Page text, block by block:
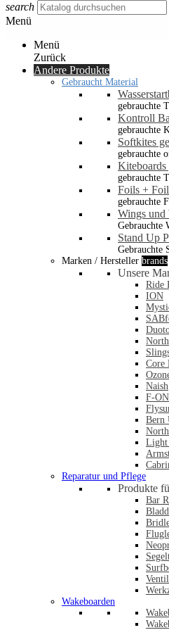
search
Menü
Menü
Zurück
Andere Produkte
Gebraucht Material
gebrauchte
Kontroll
gebrauchte
Softkites
gebrauchte
Kiteboards
gebrauchte
Foils +
gebrauchte
Wings und
Gebrauchte
Stand Up
Gebrauchte
Marken / Hersteller brands
Unsere
Ride
ION
North
Core
Naish
F-
Bern
Light
Reparatur und Pflege
Produkte
Bar
Wakeboarden